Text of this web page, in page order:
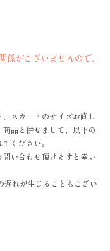
がございませんので、
スカートのサイズお直し
品と併せまして、以下の
ください。
い合わせ頂けますと幸い
れが生じることもござい